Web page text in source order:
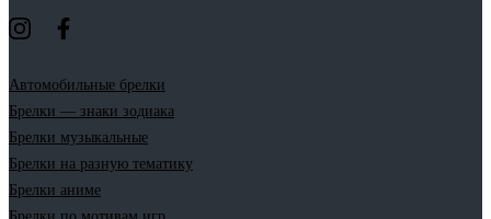
Автомобильные брелки
Брелки — знаки зодиака
Брелки музыкальные
Брелки на разную тематику
Брелки аниме